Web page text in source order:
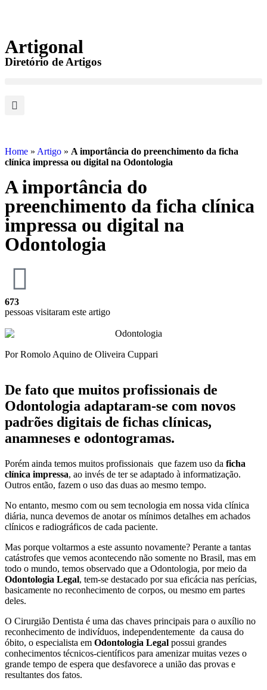
Artigonal
Diretório de Artigos
Home » Artigo » A importância do preenchimento da ficha
clínica impressa ou digital na Odontologia
A importância do
preenchimento da ficha clínica
impressa ou digital na
Odontologia
673
pessoas visitaram este artigo
Por Romolo Aquino de Oliveira Cuppari
De fato que muitos profissionais de
Odontologia adaptaram-se com novos
padrões digitais de fichas clínicas,
anamneses e odontogramas.
Porém ainda temos muitos profissionais que fazem uso da ficha
clínica impressa, ao invés de ter se adaptado à informatização.
Outros então, fazem o uso das duas ao mesmo tempo.
No entanto, mesmo com ou sem tecnologia em nossa vida clínica
diária, nunca devemos de anotar os mínimos detalhes em achados
clínicos e radiográficos de cada paciente.
Mas porque voltarmos a este assunto novamente? Perante a tantas
catástrofes que vemos acontecendo não somente no Brasil, mas em
todo o mundo, temos observado que a Odontologia, por meio da
Odontologia Legal, tem-se destacado por sua eficácia nas perícias,
basicamente no reconhecimento de corpos, ou mesmo em partes
deles.
O Cirurgião Dentista é uma das chaves principais para o auxílio no
reconhecimento de indivíduos, independentemente da causa do
óbito, o especialista em Odontologia Legal possui grandes
conhecimentos técnicos-científicos para amenizar muitas vezes o
grande tempo de espera que desfavorece a união das provas e
resultantes dos fatos.